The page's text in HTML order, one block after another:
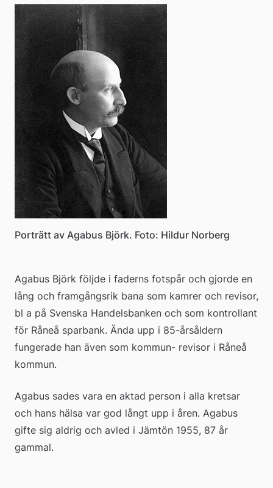
Porträtt av Agabus Björk. Foto: Hildur Norberg
Agabus Björk följde i faderns fotspår och gjorde en
lång och framgångsrik bana som kamrer och revisor,
bl a på Svenska Handelsbanken och som kontrollant
för Råneå sparbank. Ända upp i 85-årsåldern
fungerade han även som kommun- revisor i Råneå
kommun.
Agabus sades vara en aktad person i alla kretsar
och hans hälsa var god långt upp i åren. Agabus
gifte sig aldrig och avled i Jämtön 1955, 87 år
gammal.